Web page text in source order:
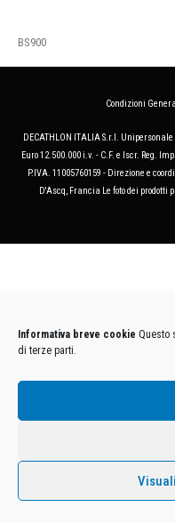
Informativa breve cookie Questo
di terze parti.
BS900
Condizioni
DECATHLON ITALIA S.r.l.
Euro 12.500.000 i.v. - C.F. e Iscr. Reg.
P.IVA. 11005760159 - Direzione e
D'Ascq, Francia Le foto dei